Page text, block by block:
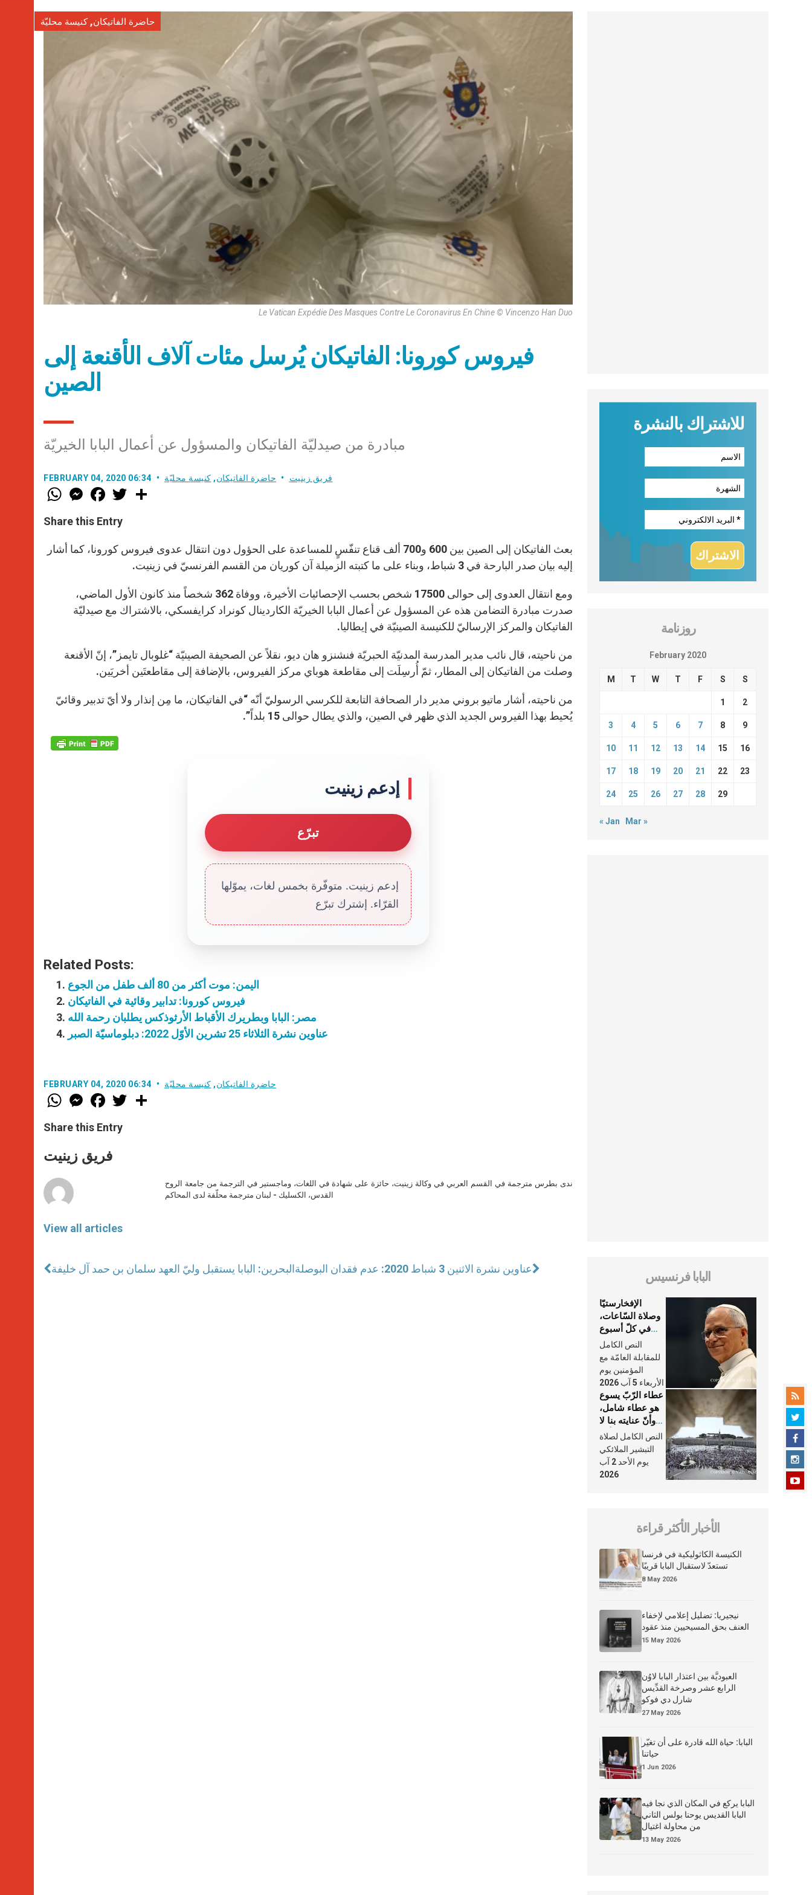
حاضرة الفاتيكان,كنيسة محليّة
Le Vatican Expédie Des Masques Contre Le Coronavirus En Chine © Vincenzo Han Duo
فيروس كورونا: الفاتيكان يُرسل مئات آلاف الأقنعة إلى
الصين
مبادرة من صيدليّة الفاتيكان والمسؤول عن أعمال البابا الخيريّة
FEBRUARY 04, 2020 06:34 فريق زينيت حاضرة الفاتيكان, كنيسة محليّة
W
h
t
s
p
p
M
e
s
e
g
e
F
a
e
b
o
k
w
r
Share this Entry
بعث الفاتيكان إلى الصين بين 600 و700 ألف قناع تنفّسٍ للمساعدة على الحؤول دون انتقال عدوى فيروس كورونا، كما أشار
إليه بيان صدر البارحة في 3 شباط، وبناء على ما كتبته الزميلة آن كوريان من القسم الفرنسيّ في زينيت.
ومع انتقال العدوى إلى حوالى 17500 شخص بحسب الإحصائيات الأخيرة، ووفاة 362 شخصاً منذ كانون الأول الماضي،
صدرت مبادرة التضامن هذه عن المسؤول عن أعمال البابا الخيريّة الكاردينال كونراد كرايفسكي، بالاشتراك مع صيدليّة
الفاتيكان والمركز الإرساليّ للكنيسة الصينيّة في إيطاليا.
من ناحيته، قال نائب مدير المدرسة المدنيّة الحبريّة فنشنزو هان ديو، نقلاً عن الصحيفة الصينيّة “غلوبال تايمز”، إنّ الأقنعة
وصلت من الفاتيكان إلى المطار، ثمّ أُرسِلَت إلى مقاطعة هوباي مركز الفيروس، بالإضافة إلى مقاطعتَين أخريَين.
من ناحيته، أشار ماتيو بروني مدير دار الصحافة التابعة للكرسي الرسوليّ أنّه “في الفاتيكان، ما مِن إنذار ولا أيّ تدبير وقائيّ
يُحيط بهذا الفيروس الجديد الذي ظهر في الصين، والذي يطال حوالى 15 بلداً”.
إدعم زينيت
تبرّع
إدعم زينيت. متوفّرة بخمس لغات، يموّلها
القرّاء. إشترك تبرّع
Related Posts:
اليمن: موت أكثر من 80 ألف طفل من الجوع
فيروس كورونا: تدابير وقائية في الفاتيكان
مصر: البابا وبطريرك الأقباط الأرثوذكس يطلبان رحمة الله
عناوين نشرة الثلاثاء 25 تشرين الأوّل 2022: دبلوماسيّة الصبر
FEBRUARY 04, 2020 06:34 حاضرة الفاتيكان, كنيسة محليّة
W
h
t
s
p
p
M
e
s
e
g
e
F
a
e
b
o
k
w
Share this Entry
فريق زينيت
View all articles
ندى بطرس مترجمة في القسم العربي في وكالة زينيت، حائزة على شهادة في اللغات، وماجستير في الترجمة من جامعة الروح
القدس، الكسليك - لبنان مترجمة محلّفة لدى المحاكم
البحرين: البابا يستقبل وليّ العهد سلمان بن حمد آل خليفة عناوين نشرة الاثنين 3 شباط 2020: عدم فقدان البوصلة
للاشتراك بالنشرة
روزنامة
February 2020
M T W T F S S
1 2
3 4 5 6 7 8 9
10 11 12 13 14 15 16
17 18 19 20 21 22 23
24 25 26 27 28 29
« Jan Mar »
البابا فرنسيس
الإفخارستيّا
وصلاة السّاعات،
في كلّ أسبوع
وكلّ يوم، هما
النَّفَس في حياة
الكنيسة
النص الكامل
للمقابلة العامّة مع
المؤمنين يوم
الأربعاء 5 آب 2026
عطاء الرّبّ يسوع
هو عطاء شامل،
وأنّ عنايته بنا لا
تغيب عنّا أبدًا
النص الكامل لصلاة
التبشير الملائكي
يوم الأحد 2 آب
2026
الأخبار الأكثر قراءة
الكنيسة الكاثوليكية في فرنسا
تستعدّ لاستقبال البابا قريبًا
8 May 2026
نيجيريا: تضليل إعلامي لإخفاء
العنف بحق المسيحيين منذ عقود
15 May 2026
العبوديَّة بين اعتذار البابا لاوُن
الرابع عشر وصرخة القدِّيس
شارل دي فوكو
27 May 2026
البابا: حياة الله قادرة على أن تغيّر
حياتنا
1 Jun 2026
البابا يركع في المكان الذي نجا فيه
البابا القديس يوحنا بولس الثاني
من محاولة اغتيال
13 May 2026